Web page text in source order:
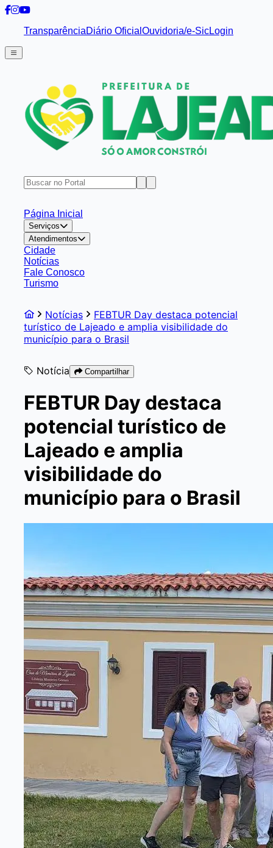
TransparênciaDiário Oficial Ouvidoria/e-SicLogin
Página Inicial
Serviços
Atendimentos
Cidade
Notícias
Fale Conosco
Turismo
Notícias
FEBTUR Day destaca potencial
turístico de Lajeado e amplia visibilidade do
município para o Brasil
Notícia Compartilhar
FEBTUR Day destaca
potencial turístico de
Lajeado e amplia
visibilidade do
município para o Brasil